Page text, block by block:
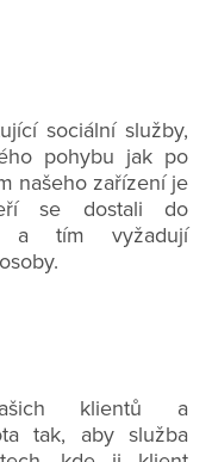
sociální služby,
pohybu jak po
našeho zařízení je
se dostali do
a tím vyžadují
klientů a
tak, aby služba